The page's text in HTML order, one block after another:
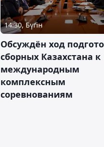
14:30, Бүгін
Обсуждён ход
сборных Казахстана к
международным
комплексным
соревнованиям